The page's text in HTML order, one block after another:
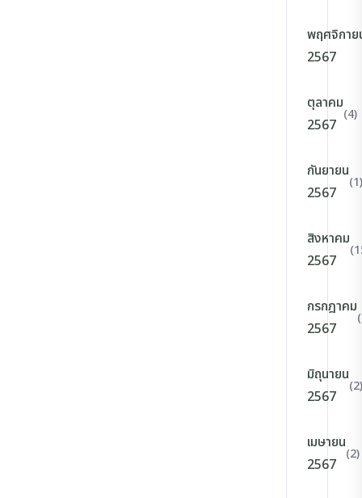
พฤศจิกาย
2567
ตุลาคม
2567
(4)
กันยายน
2567
(1)
สิงหาคม
2567
กรกฎาคม
2567
มิถุนายน
2567
(2)
เมษายน
2567
(2)